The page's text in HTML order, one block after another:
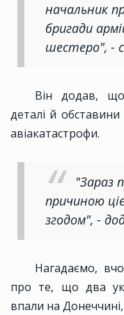
начальник
бригади
шестеро", -
Він додав, що
деталі й
авіакатастрофи.
"Зараз
причиною
згодом", -
Нагадаємо,
про те, що два
впали на Донеччині,